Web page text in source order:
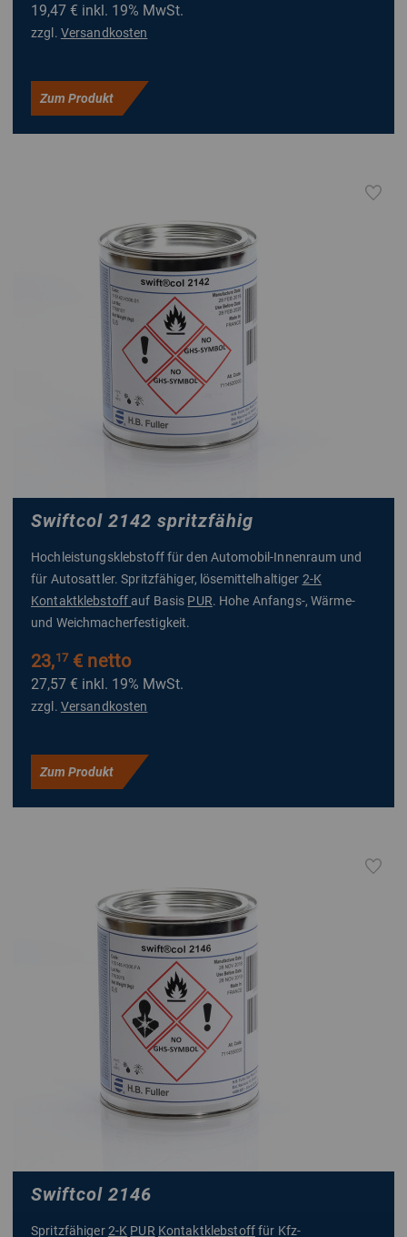
19,47 € inkl. 19% MwSt.
zzgl. Versandkosten
Zum Produkt
Swiftcol 2142 spritzfähig
Hochleistungsklebstoff für den Automobil-Innenraum und
für Autosattler. Spritzfähiger, lösemittelhaltiger 2-K
Kontaktklebstoffauf Basis PUR. Hohe Anfangs-, Wärme-
und Weichmacherfestigkeit.
23,17€ netto
27,57 € inkl. 19% MwSt.
zzgl. Versandkosten
Zum Produkt
Swiftcol 2146
Spritzfähiger2-K PUR Kontaktklebstofffür Kfz-